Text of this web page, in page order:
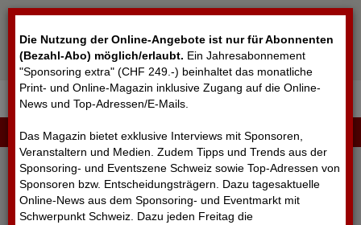
Die Nutzung der Online-Angebote ist nur für Abonnenten
(Bezahl-Abo) möglich/erlaubt. Ein Jahresabonnement
"Sponsoring extra" (CHF 249.-) beinhaltet das monatliche
Print- und Online-Magazin inklusive Zugang auf die Online-
News und Top-Adressen/E-Mails.
Das Magazin bietet exklusive Interviews mit Sponsoren,
Veranstaltern und Medien. Zudem Tipps und Trends aus der
Sponsoring- und Eventszene Schweiz sowie Top-Adressen von
Sponsoren bzw. Entscheidungsträgern. Dazu tagesaktuelle
Online-News aus dem Sponsoring- und Eventmarkt mit
Schwerpunkt Schweiz. Dazu jeden Freitag die
LOGIN
Cookie-Einstellungen